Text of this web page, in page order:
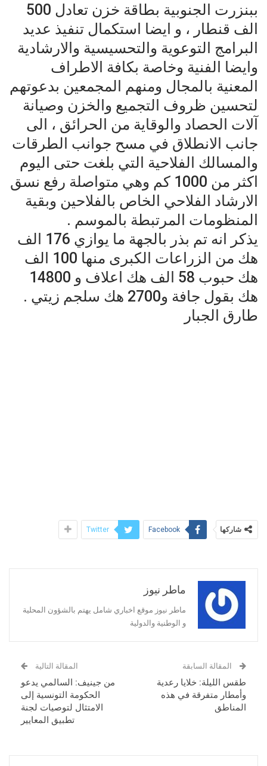
ببنزرت الجنوبية بطاقة خزن تعادل 500
الف قنطار ، و ايضا استكمال تنفيذ عديد
البرامج التوعوية والتحسيسية والارشادية
وايضا الفنية وخاصة بكافة الاطراف
المعنية بالمجال ومنهم المجمعين بدعوتهم
لتحسين ظروف التجميع والخزن وصيانة
آلات الحصاد والوقاية من الحرائق ، الى
جانب الانطلاق في مسح جوانب الطرقات
والمسالك الفلاحية التي بلغت حتى اليوم
اكثر من 1000 كم وهي متواصلة رفع نسق
الارشاد الفلاحي الخاص بالفلاحين وبقية
المنظومات المرتبطة بالموسم .
يذكر انه تم بذر بالجهة ما يوازي 176 الف
هك من الزراعات الكبرى منها 100 الف
هك حبوب 58 الف هك اعلاف و 14800
هك بقول جافة و2700 هك سلجم زيتي .
طارق الجبار
شاركها Facebook
Twitter
ماطر نيوز
ماطر نيوز موقع اخباري شامل يهتم بالشؤون المحلية
و الوطنية والدولية
المقالة السابقة
طقس الليلة: خلايا رعدية
وأمطار متفرقة في هذه
المناطق
المقالة التالية
من جينيف: السالمي يدعو
الحكومة التونسية إلى
الامتثال لتوصيات لجنة
تطبيق المعايير